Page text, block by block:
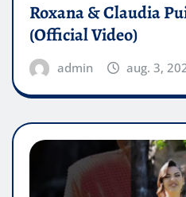
Roxana & Claudia
(Official Video)
admin aug. 3,